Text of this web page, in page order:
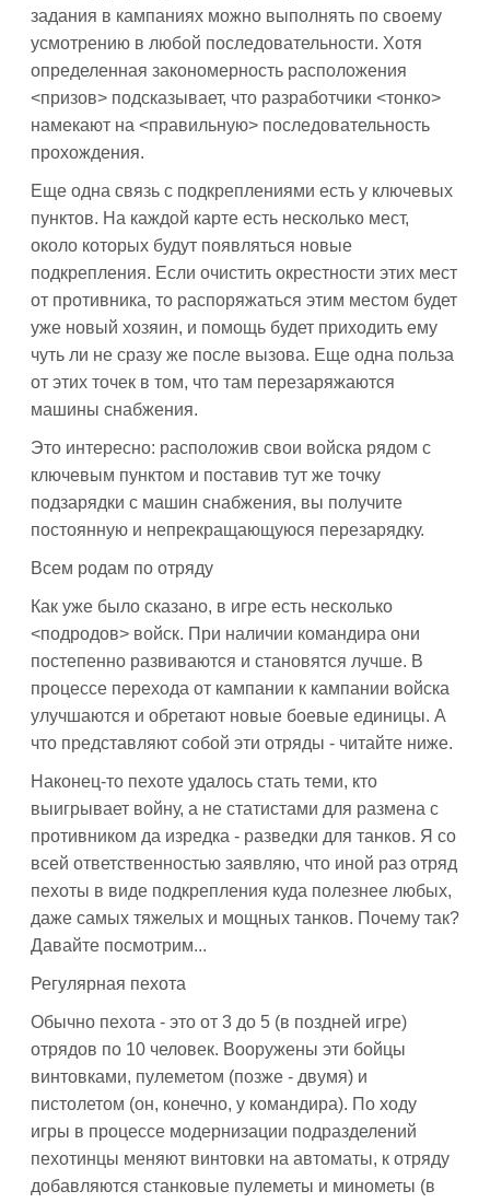
задания в кампаниях можно выполнять по своему
усмотрению в любой последовательности. Хотя
определенная закономерность расположения
<призов> подсказывает, что разработчики <тонко>
намекают на <правильную> последовательность
прохождения.
Еще одна связь с подкреплениями есть у ключевых
пунктов. На каждой карте есть несколько мест,
около которых будут появляться новые
подкрепления. Если очистить окрестности этих мест
от противника, то распоряжаться этим местом будет
уже новый хозяин, и помощь будет приходить ему
чуть ли не сразу же после вызова. Еще одна польза
от этих точек в том, что там перезаряжаются
машины снабжения.
Это интересно: расположив свои войска рядом с
ключевым пунктом и поставив тут же точку
подзарядки с машин снабжения, вы получите
постоянную и непрекращающуюся перезарядку.
Всем родам по отряду
Как уже было сказано, в игре есть несколько
<подродов> войск. При наличии командира они
постепенно развиваются и становятся лучше. В
процессе перехода от кампании к кампании войска
улучшаются и обретают новые боевые единицы. А
что представляют собой эти отряды - читайте ниже.
Наконец-то пехоте удалось стать теми, кто
выигрывает войну, а не статистами для размена с
противником да изредка - разведки для танков. Я со
всей ответственностью заявляю, что иной раз отряд
пехоты в виде подкрепления куда полезнее любых,
даже самых тяжелых и мощных танков. Почему так?
Давайте посмотрим...
Регулярная пехота
Обычно пехота - это от 3 до 5 (в поздней игре)
отрядов по 10 человек. Вооружены эти бойцы
винтовками, пулеметом (позже - двумя) и
пистолетом (он, конечно, у командира). По ходу
игры в процессе модернизации подразделений
пехотинцы меняют винтовки на автоматы, к отряду
добавляются станковые пулеметы и минометы (в